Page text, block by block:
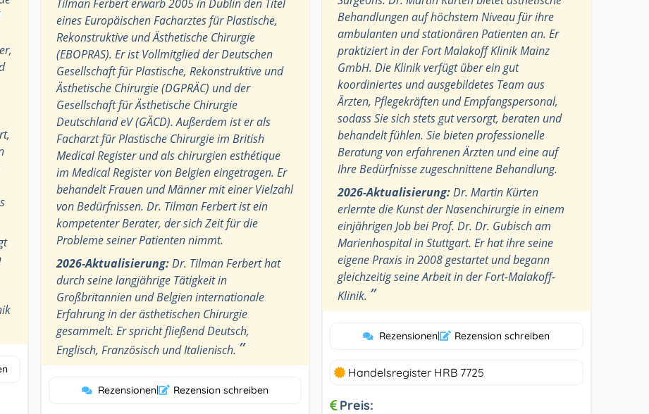
Tilman Ferbert erwarb 2005 in Dublin den Titel
eines Europäischen Facharztes für Plastische,
Rekonstruktive und Ästhetische Chirurgie
(EBOPRAS). Er ist Vollmitglied der Deutschen
Gesellschaft für Plastische, Rekonstruktive und
Ästhetische Chirurgie (DGPRÄC) und der
Gesellschaft für Ästhetische Chirurgie
Deutschland eV (GÄCD). Außerdem ist er als
Facharzt für Plastische Chirurgie im British
Medical Register und als chirurgien esthétique
im Medical Register von Belgien eingetragen. Er
behandelt Frauen und Männer mit einer Vielzahl
von Bedürfnissen. Dr. Tilman Ferbert ist ein
kompetenter Berater, der sich Zeit für die
Probleme seiner Patienten nimmt.
2026-Aktualisierung:Dr. Tilman Ferbert hat
durch seine langjährige Tätigkeit in
Großbritannien und Belgien internationale
Erfahrung in der ästhetischen Chirurgie
gesammelt. Er spricht fließend Deutsch,
Englisch, Französisch und Italienisch. ”
Rezensionen| Rezension schreiben
Behandlungen auf höchstem Niveau für ihre
ambulanten und stationären Patienten an. Er
praktiziert in der Fort Malakoff Klinik Mainz
GmbH. Die Klinik verfügt über ein gut
koordiniertes und ausgebildetes Team aus
Ärzten, Pflegekräften und Empfangspersonal,
sodass Sie sich stets gut versorgt, beraten und
behandelt fühlen. Sie bieten professionelle
Beratung von erfahrenen Ärzten und eine auf
Ihre Bedürfnisse zugeschnittene Behandlung.
2026-Aktualisierung:Dr. Martin Kürten
erlernte die Kunst der Nasenchirurgie in einem
einjährigen Job bei Prof. Dr. Dr. Gubisch am
Marienhospital in Stuttgart. Er hat ihre seine
eigene Praxis in 2008 gestartet und begann
gleichzeitig seine Arbeit in der Fort-Malakoff-
Klinik. ”
Rezensionen| Rezension schreiben
Handelsregister HRB 7725
Preis: